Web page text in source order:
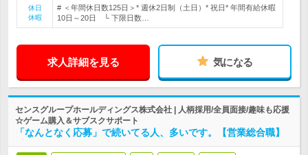
休日
休暇
# ＜年間休日数125日＞* 週休2日制（土日）* 祝日* 年間有給休暇
10日～20日 └ 下限日数…
求人詳細を見る 気になる
センスグループホールディングス株式会社 | 人柄採用/全員面接/趣味も応援
☆ゲーム購入＆サブスクサポート
「なんとなく応募」で続いてる人、多いです。【営業総合職】